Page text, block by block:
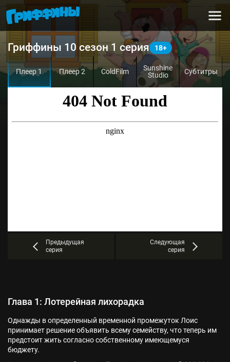
Гриффины 10 сезон 1 серия
Плеер 1 Плеер 2 ColdFilm
Sunshine
Studio
Субтитры
Предыдущая
серия
Следующая
серия
Глава 1: Лотерейная лихорадка
Однажды в определенный временной промежуток Лоис
принимает решение объявить всему семейству, что теперь им
предстоит жить согласно собственному имеющемуся
бюджету.